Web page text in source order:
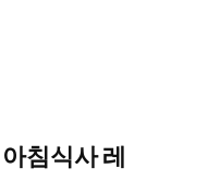
침식사 레